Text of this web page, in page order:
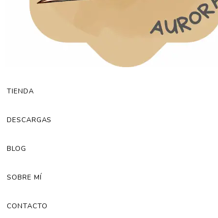
TIENDA
DESCARGAS
BLOG
SOBRE MÍ
CONTACTO